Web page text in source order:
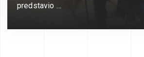
predstavio …